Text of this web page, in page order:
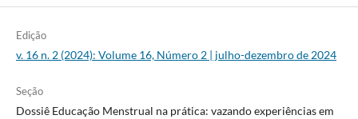
Edição
v. 16 n. 2 (2024): Volume 16, Número 2 | julho-dezembro de 2024
Seção
Dossiê Educação Menstrual na prática: vazando experiências em